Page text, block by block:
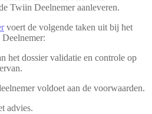
Twiin Deelnemer aanleveren.
voert de volgende taken uit bij het
het dossier validatie en controle op
voldoet aan de voorwaarden.
advies.